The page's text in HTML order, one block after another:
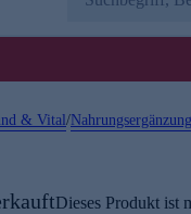
& Vital/Nahrungsergänzung
Dieses Produkt ist